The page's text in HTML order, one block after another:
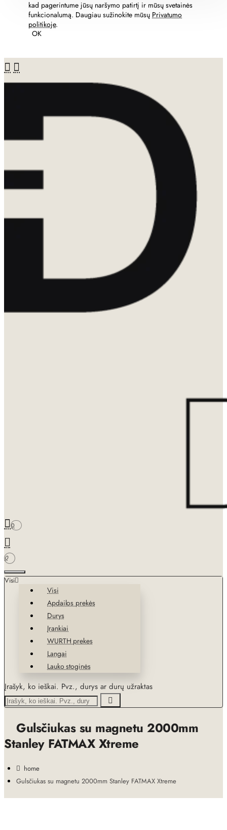
kad pagerintume jūsų naršymo patirtį ir mūsų svetainės
funkcionalumą. Daugiau sužinokite mūsų Privatumo
politikoje.
OK
0
0
Visi
Visi
Apdailos prekės
Durys
Įrankiai
WURTH prekes
Langai
Lauko stoginės
Įrašyk, ko ieškai. Pvz., durys ar durų užraktas
Gulsčiukas su magnetu 2000mm
Stanley FATMAX Xtreme
home
Gulsčiukas su magnetu 2000mm Stanley FATMAX Xtreme